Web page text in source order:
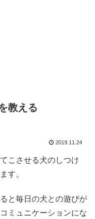
教える
2019.11.24
こさせる犬のしつけ
す。
と毎日の犬との遊びが
ミュニケーションにな